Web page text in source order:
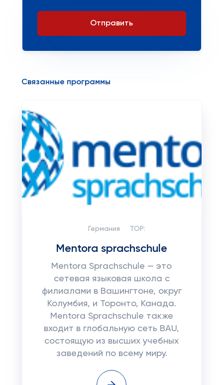
Отправить
Связанные программы
Германия TOP:
Mentora sprachschule
Mentora Sprachschule — это
сетевая языковая школа с
филиалами в Вашингтоне, округ
Колумбия, и Торонто, Канада.
Mentora Sprachschule также
входит в глобальную сеть BAU,
состоящую из высших учебных
заведений по всему миру.